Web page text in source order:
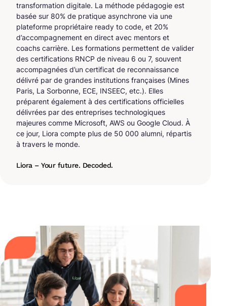
transformation digitale. La méthode pédagogie est
basée sur 80% de pratique asynchrone via une
plateforme propriétaire ready to code, et 20%
d’accompagnement en direct avec mentors et
coachs carrière. Les formations permettent de valider
des certifications RNCP de niveau 6 ou 7, souvent
accompagnées d’un certificat de reconnaissance
délivré par de grandes institutions françaises (Mines
Paris, La Sorbonne, ECE, INSEEC, etc.). Elles
préparent également à des certifications officielles
délivrées par des entreprises technologiques
majeures comme Microsoft, AWS ou Google Cloud. À
ce jour, Liora compte plus de 50 000 alumni, répartis
à travers le monde.
Liora – Your future. Decoded.